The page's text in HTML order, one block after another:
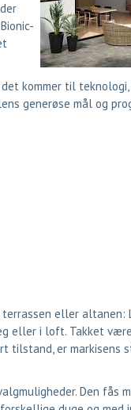
kommer til
generøse mål og
eller altanen:
eller i loft. Takket være
tilstand, er markisens
Den fås